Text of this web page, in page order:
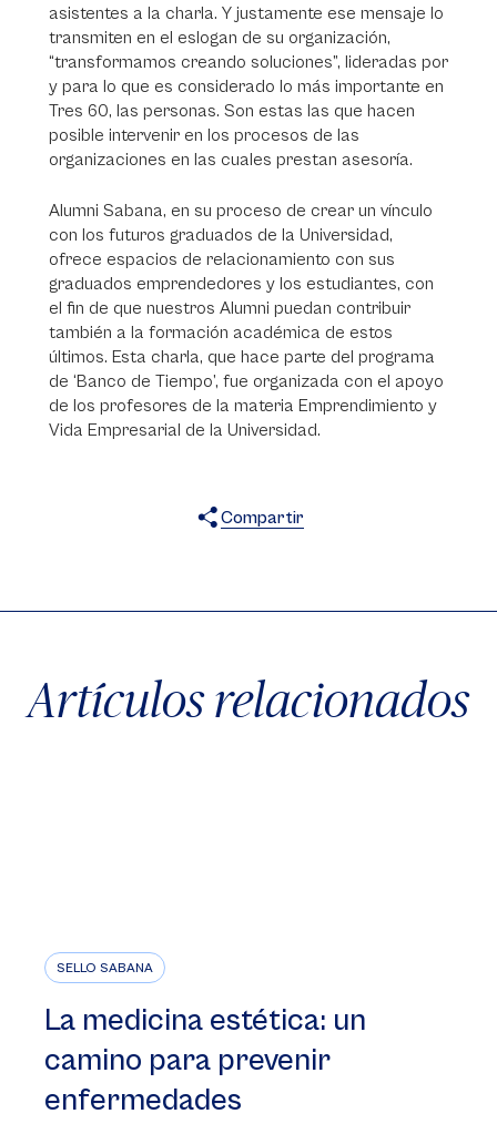
asistentes a la charla. Y justamente ese mensaje lo
transmiten en el eslogan de su organización,
“transformamos creando soluciones”, lideradas por
y para lo que es considerado lo más importante en
Tres 60, las personas. Son estas las que hacen
posible intervenir en los procesos de las
organizaciones en las cuales prestan asesoría.
Alumni Sabana, en su proceso de crear un vínculo
con los futuros graduados de la Universidad,
ofrece espacios de relacionamiento con sus
graduados emprendedores y los estudiantes, con
el fin de que nuestros Alumni puedan contribuir
también a la formación académica de estos
últimos. Esta charla, que hace parte del programa
de ‘Banco de Tiempo’, fue organizada con el apoyo
de los profesores de la materia Emprendimiento y
Vida Empresarial de la Universidad.
Compartir
Artículos relacionados
SELLO SABANA
La medicina estética: un
camino para prevenir
enfermedades